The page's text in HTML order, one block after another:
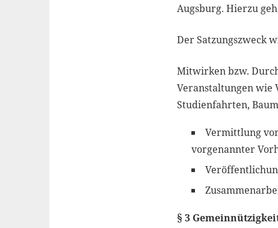
Augsburg. Hierzu
Der Satzungszweck
Mitwirken bzw.
Veranstaltungen wie
Studienfahrten,
Vermittlung
vorgenannter
§ 3